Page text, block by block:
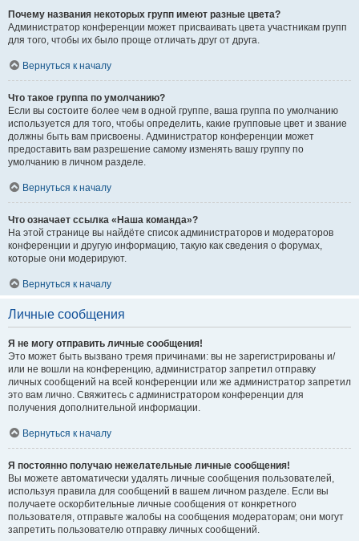
Почему названия некоторых групп имеют разные цвета?
Администратор конференции может присваивать цвета участникам групп
для того, чтобы их было проще отличать друг от друга.
Вернуться к началу
Что такое группа по умолчанию?
Если вы состоите более чем в одной группе, ваша группа по умолчанию
используется для того, чтобы определить, какие групповые цвет и звание
должны быть вам присвоены. Администратор конференции может
предоставить вам разрешение самому изменять вашу группу по
умолчанию в личном разделе.
Вернуться к началу
Что означает ссылка «Наша команда»?
На этой странице вы найдёте список администраторов и модераторов
конференции и другую информацию, такую как сведения о форумах,
которые они модерируют.
Вернуться к началу
Личные сообщения
Я не могу отправить личные сообщения!
Это может быть вызвано тремя причинами: вы не зарегистрированы и/
или не вошли на конференцию, администратор запретил отправку
личных сообщений на всей конференции или же администратор запретил
это вам лично. Свяжитесь с администратором конференции для
получения дополнительной информации.
Вернуться к началу
Я постоянно получаю нежелательные личные сообщения!
Вы можете автоматически удалять личные сообщения пользователей,
используя правила для сообщений в вашем личном разделе. Если вы
получаете оскорбительные личные сообщения от конкретного
пользователя, отправьте жалобы на сообщения модераторам; они могут
запретить пользователю отправку личных сообщений.